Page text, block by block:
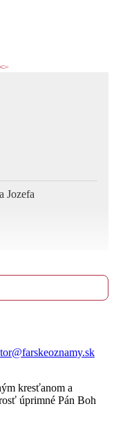
Jozefa
kresťanom a
úprimné Pán Boh